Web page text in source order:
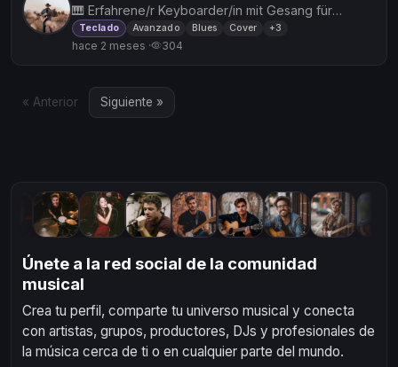
🎹 Erfahrene/r Keyboarder/in mit Gesang für
Tanzmusik-Duo gesucht Zur Gründung eines
professionellen Tanzmusik-Duos s...
Teclado Avanzado Blues Cover +3
hace 2 meses · 304
« Anterior Siguiente »
Únete a la red social de la comunidad
musical
Crea tu perfil, comparte tu universo musical y conecta
con artistas, grupos, productores, DJs y profesionales de
la música cerca de ti o en cualquier parte del mundo.